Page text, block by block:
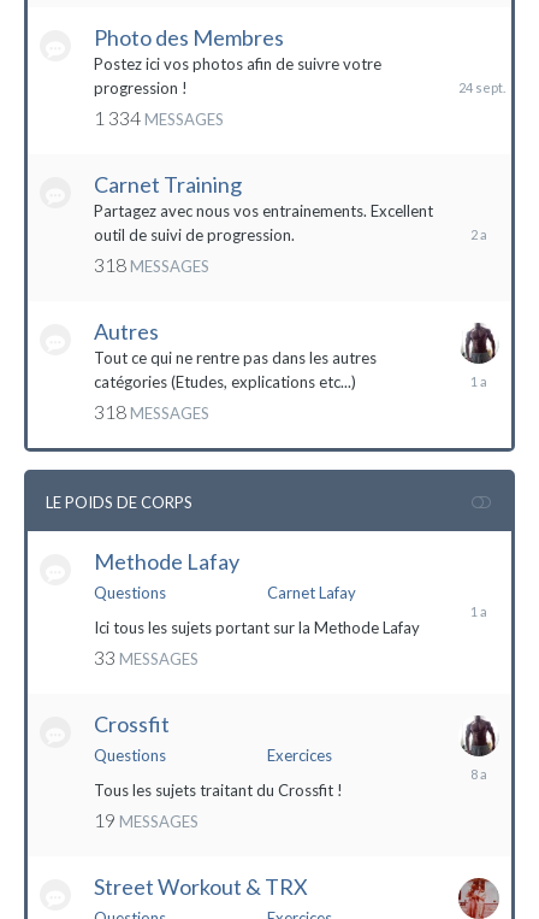
Photo des Membres
Postez ici vos photos afin de suivre votre
progression !
1 334 MESSAGES
2023
Carnet Training
Partagez avec nous vos entrainements. Excellent
outil de suivi de progression.
318 MESSAGES
2022
Autres
Tout ce qui ne rentre pas dans les autres
catégories (Etudes, explications etc...)
318 MESSAGES
10
LE POIDS DE CORPS
Methode Lafay
Questions
Carnet Lafay
Ici tous les sujets portant sur la Methode Lafay
33 MESSAGES
2023
Crossfit
Questions
Exercices
Tous les sujets traitant du Crossfit !
19 MESSAGES
27
Street Workout & TRX